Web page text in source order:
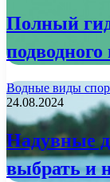
Полный
Водные виды
24.08.2024
Надувные
выбрать и